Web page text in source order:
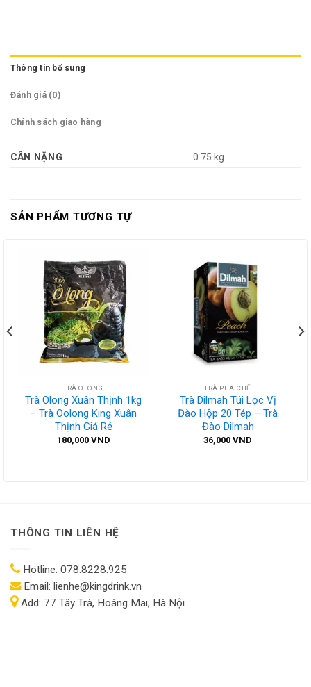
Thông tin bổ sung
Đánh giá (0)
Chính sách giao hàng
CÂN NẶNG 0.75 kg
SẢN PHẨM TƯƠNG TỰ
TRÀ OLONG
Trà Olong Xuân Thịnh 1kg
– Trà Oolong King Xuân
Thịnh Giá Rẻ
180,000 VND
TRÀ PHA CHẾ
Trà Dilmah Túi Lọc Vị
Đào Hộp 20 Tép – Trà
Đào Dilmah
36,000 VND
THÔNG TIN LIÊN HỆ
Hotline: 078.8228.925
Email: lienhe@kingdrink.vn
Add: 77 Tây Trà, Hoàng Mai, Hà Nội